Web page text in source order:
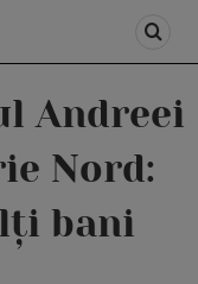
Andreei
Nord:
bani